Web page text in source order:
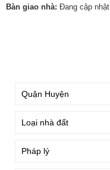
Bàn giao nhà: Đang cập nhật